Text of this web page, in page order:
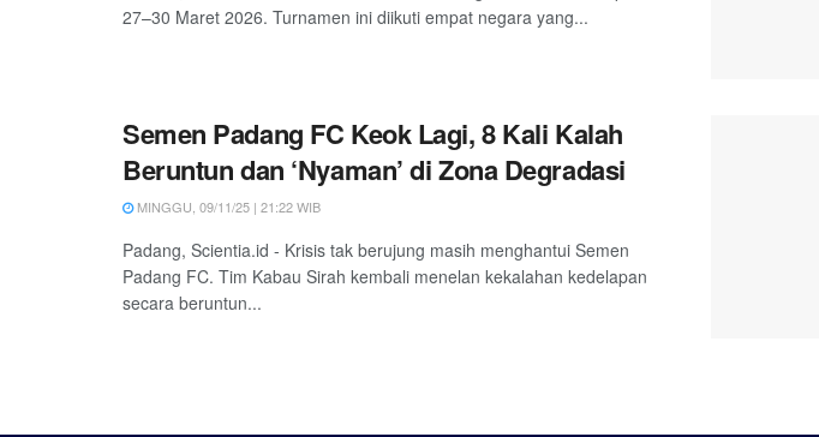
27–30 Maret 2026. Turnamen ini diikuti empat negara yang...
Semen Padang FC Keok Lagi, 8 Kali Kalah
Beruntun dan ‘Nyaman’ di Zona Degradasi
MINGGU, 09/11/25 | 21:22 WIB
Padang, Scientia.id - Krisis tak berujung masih menghantui Semen
Padang FC. Tim Kabau Sirah kembali menelan kekalahan kedelapan
secara beruntun...